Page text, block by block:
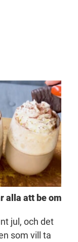
alla att be om
jul, och det
som vill ta